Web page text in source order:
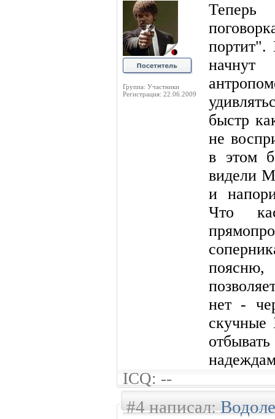
Группа: Участники
Регистрация: 22.06.2009
Теперь
портит".
быстр
не
в этом
видели
и
Что
нет -
скучные
ICQ: --
#4 написал: